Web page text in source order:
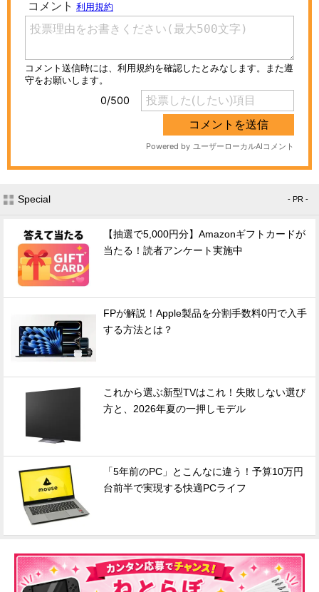
Special - PR -
【抽選で5,000円分】Amazonギフトカードが
当たる！読者アンケート実施中
FPが解説！Apple製品を分割手数料0円で入手
する方法とは？
これから選ぶ新型TVはこれ！失敗しない選び
方と、2026年夏の一押しモデル
「5年前のPC」とこんなに違う！予算10万円
台前半で実現する快適PCライフ